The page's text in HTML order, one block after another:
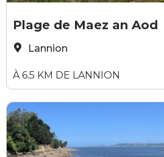
Plage de Maez an Aod
Lannion
À 6.5 KM DE LANNION